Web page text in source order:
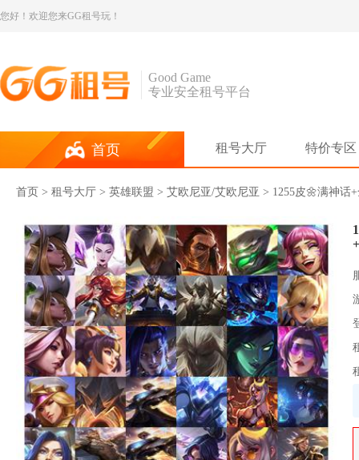
您好！欢迎您来GG租号玩！
Good Game
专业安全租号平台
首页 租号大厅 特价专区
首页 > 租号大厅 > 英雄联盟 > 艾欧尼亚/艾欧尼亚 > 1255皮🌼满神